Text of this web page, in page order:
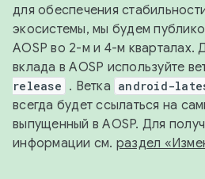
для обеспечения
экосистемы, мы будем
AOSP во 2-м и 4-м кварталах.
вклада в AOSP используйте
release . Ветка android-
всегда будет ссылаться на
выпущенный в AOSP. Для
информации см. раздел